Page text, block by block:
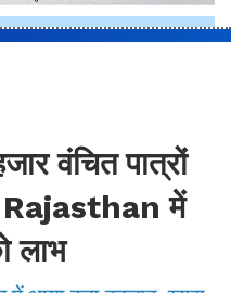
वंचित पात्रों
Rajasthan में
लाभ